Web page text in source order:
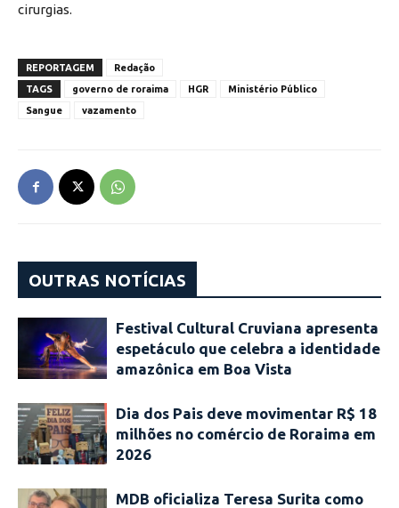
cirurgias.
REPORTAGEM
Redação
TAGS
governo de roraima HGR
Ministério Público
Sangue
vazamento
OUTRAS NOTÍCIAS
Festival Cultural Cruviana apresenta
espetáculo que celebra a identidade
amazônica em Boa Vista
Dia dos Pais deve movimentar R$ 18
milhões no comércio de Roraima em
2026
MDB oficializa Teresa Surita como